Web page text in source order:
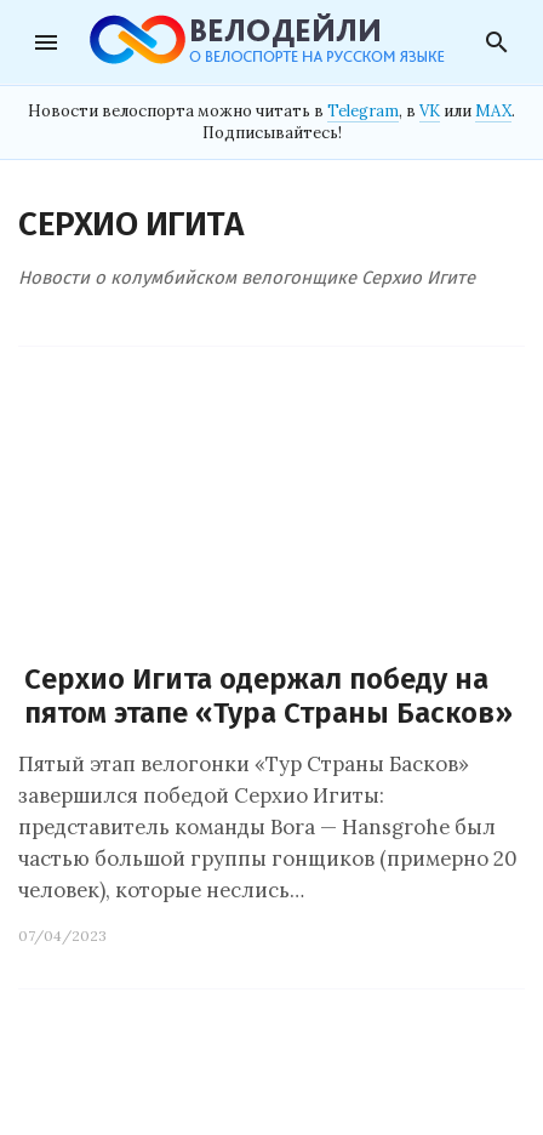
menu search
Новости велоспорта можно читать в Telegram, в VK илиMAX.
Подписывайтесь!
СЕРХИО ИГИТА
Новости о колумбийском велогонщике Серхио Игите
Серхио Игита одержал победу на
пятом этапе «Тура Страны Басков»
Пятый этап велогонки «Тур Страны Басков»
завершился победой Серхио Игиты:
представитель команды Bora — Hansgrohe был
частью большой группы гонщиков (примерно 20
человек), которые неслись…
07/04/2023